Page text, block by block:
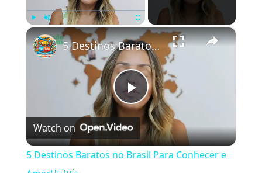
Fullscreen ×
Play Video
5 Destinos Baratos no Brasil Para Conhecer e Amar! 🇧🇷✨
Watch on
5 Destinos Baratos no Brasil Para Conhecer e